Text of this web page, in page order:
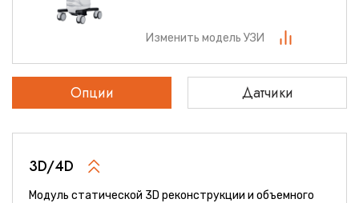
Изменить модель УЗИ
Опции Датчики
3D/4D
Модуль статической 3D реконструкции и объемного